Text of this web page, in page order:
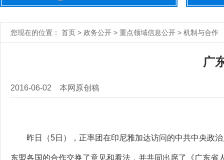
您现在的位置： 首页 > 政务公开 > 重点领域信息公开 > 机制与合作
广
2016-06-02 本网原创稿
昨日（5日），正率团在印尼雅加达访问的中共中央政治
东盟各国的合作交换了意见和看法，并共同出席了《广东